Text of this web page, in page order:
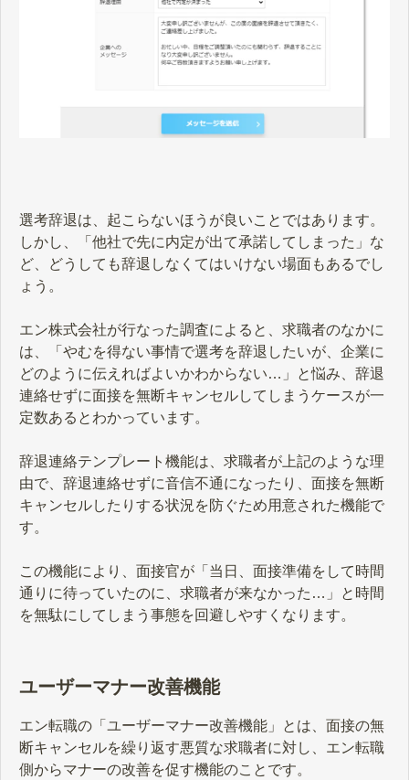
選考辞退は、起こらないほうが良いことではあります。
しかし、「他社で先に内定が出て承諾してしまった」な
ど、どうしても辞退しなくてはいけない場面もあるでし
ょう。
エン株式会社が行なった調査によると、求職者のなかに
は、「やむを得ない事情で選考を辞退したいが、企業に
どのように伝えればよいかわからない…」と悩み、辞退
連絡せずに面接を無断キャンセルしてしまうケースが一
定数あるとわかっています。
辞退連絡テンプレート機能は、求職者が上記のような理
由で、辞退連絡せずに音信不通になったり、面接を無断
キャンセルしたりする状況を防ぐため用意された機能で
す。
この機能により、面接官が「当日、面接準備をして時間
通りに待っていたのに、求職者が来なかった…」と時間
を無駄にしてしまう事態を回避しやすくなります。
ユーザーマナー改善機能
エン転職の「ユーザーマナー改善機能」とは、面接の無
断キャンセルを繰り返す悪質な求職者に対し、エン転職
側からマナーの改善を促す機能のことです。